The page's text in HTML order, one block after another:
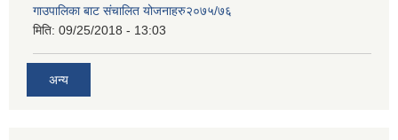
गाउपालिका बाट संचालित योजनाहरु२०७५/७६
मिति: 09/25/2018 - 13:03
अन्य